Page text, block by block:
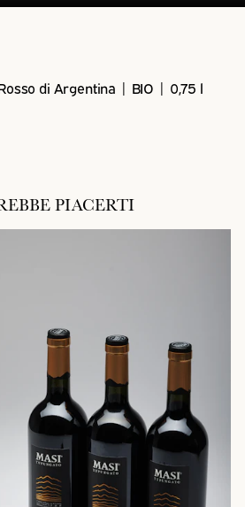
di Argentina | BIO | 0,75 l
PIACERTI